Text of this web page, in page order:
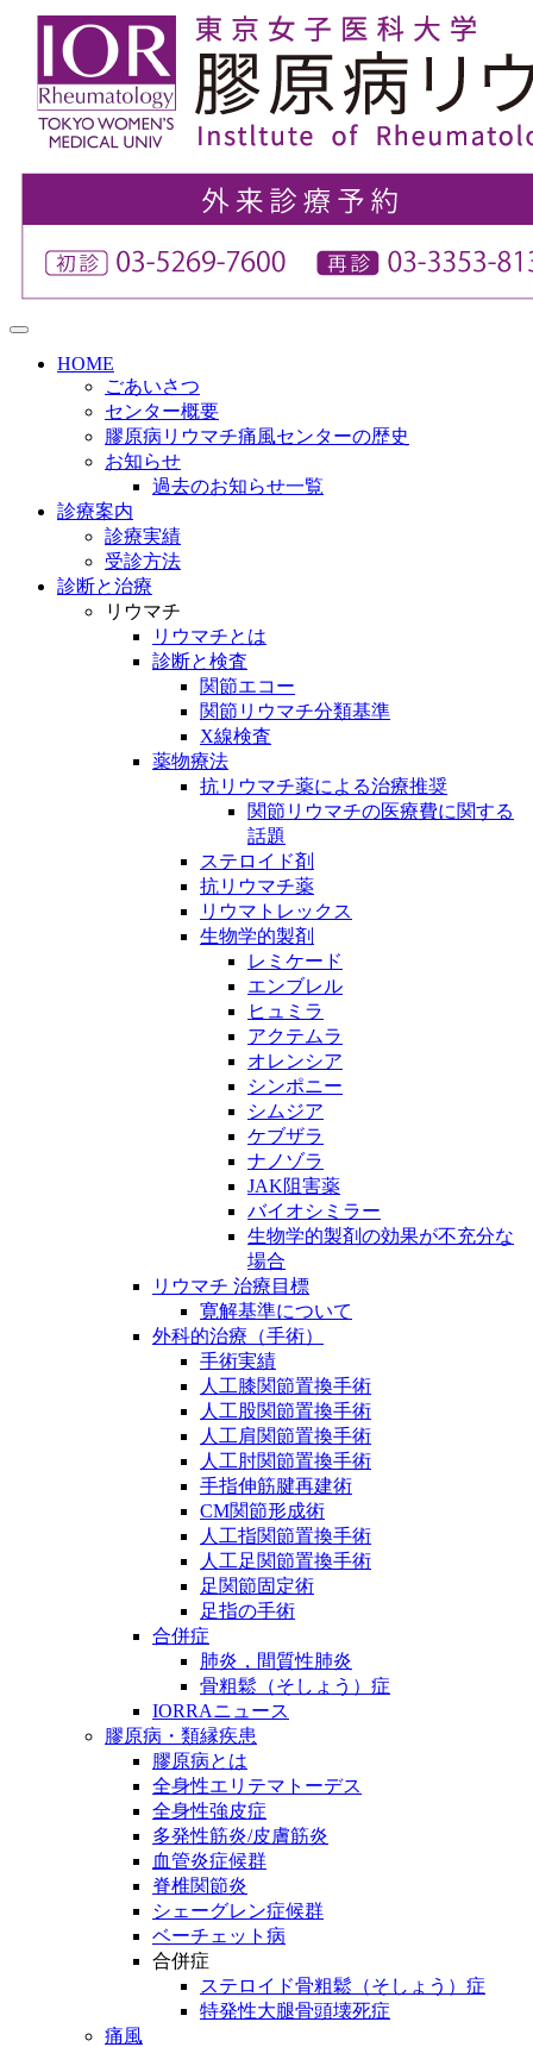
HOME
ごあいさつ
センター概要
膠原病リウマチ痛風センターの歴史
お知らせ
過去のお知らせ一覧
診療案内
診療実績
受診方法
診断と治療
リウマチ
リウマチとは
診断と検査
関節エコー
関節リウマチ分類基準
X線検査
薬物療法
抗リウマチ薬による治療推奨
関節リウマチの医療費に関する
話題
ステロイド剤
抗リウマチ薬
リウマトレックス
生物学的製剤
レミケード
エンブレル
ヒュミラ
アクテムラ
オレンシア
シンポニー
シムジア
ケブザラ
ナノゾラ
JAK阻害薬
バイオシミラー
生物学的製剤の効果が不充分な
場合
リウマチ 治療目標
寛解基準について
外科的治療（手術）
手術実績
人工膝関節置換手術
人工股関節置換手術
人工肩関節置換手術
人工肘関節置換手術
手指伸筋腱再建術
CM関節形成術
人工指関節置換手術
人工足関節置換手術
足関節固定術
足指の手術
合併症
肺炎，間質性肺炎
骨粗鬆（そしょう）症
IORRAニュース
膠原病・類縁疾患
膠原病とは
全身性エリテマトーデス
全身性強皮症
多発性筋炎/皮膚筋炎
血管炎症候群
脊椎関節炎
シェーグレン症候群
ベーチェット病
合併症
ステロイド骨粗鬆（そしょう）症
特発性大腿骨頭壊死症
痛風